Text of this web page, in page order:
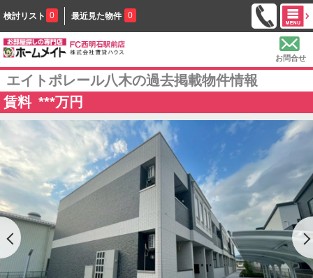
検討リスト 0 最近見た物件 0
お問合せ
エイトポレール八木の過去掲載物件情報
賃料 ***万円